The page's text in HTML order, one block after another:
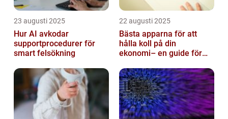
23 augusti 2025
Hur AI avkodar
supportprocedurer för
smart felsökning
22 augusti 2025
Bästa apparna för att
hålla koll på din
ekonomi– en guide för